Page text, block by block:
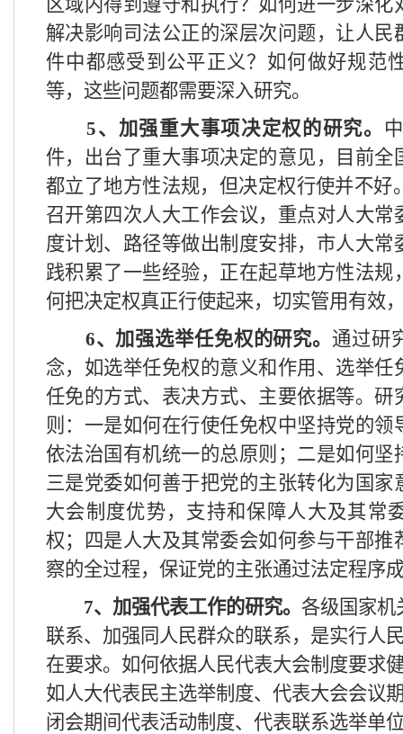
区域内得到遵守和执行？如何进一步深化
解决影响司法公正的深层次问题，让人民
件中都感受到公平正义？如何做好规范
等，这些问题都需要深入研究。
5、加强重大事项决定权的研究。
件，出台了重大事项决定的意见，目前全
都立了地方性法规，但决定权行使并不好
召开第四次人大工作会议，重点对人大常
度计划、路径等做出制度安排，市人大常
践积累了一些经验，正在起草地方性法规
何把决定权真正行使起来，切实管用有效
6、加强选举任免权的研究。 通过研
念，如选举任免权的意义和作用、选举任
任免的方式、表决方式、主要依据等。研
则：一是如何在行使任免权中坚持党的领
依法治国有机统一的总原则；二是如何坚
三是党委如何善于把党的主张转化为国家
大会制度优势，支持和保障人大及其常
权；四是人大及其常委会如何参与干部推
察的全过程，保证党的主张通过法定程序
7、加强代表工作的研究。 各级国家机
联系、加强同人民群众的联系，是实行人
在要求。如何依据人民代表大会制度要求
如人大代表民主选举制度、代表大会会议
闭会期间代表活动制度、代表联系选举单